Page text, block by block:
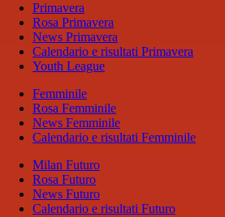
Primavera
Rosa Primavera
News Primavera
Calendario e risultati Primavera
Youth League
Femminile
Rosa Femminile
News Femminile
Calendario e risultati Femminile
Milan Futuro
Rosa Futuro
News Futuro
Calendario e risultati Futuro